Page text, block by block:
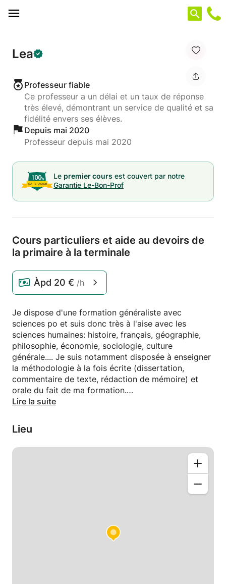
Lea
Professeur fiable
Ce professeur a un délai et un taux de réponse
très élevé, démontrant un service de qualité et sa
fidélité envers ses élèves.
Depuis mai 2020
Professeur depuis mai 2020
Le premier cours est couvert par notre
Garantie Le-Bon-Prof
Cours particuliers et aide au devoirs de
la primaire à la terminale
Àpd 20 € /h
Je dispose d'une formation généraliste avec
sciences po et suis donc très à l'aise avec les
sciences humaines: histoire, français, géographie,
philosophie, économie, sociologie, culture
générale.... Je suis notamment disposée à enseigner
la méthodologie à la fois écrite (dissertation,
commentaire de texte, rédaction de mémoire) et
orale du fait de ma formation.
Ayant effectué un baccalauréat scientifique avec
matières scientifiques avec plaisir. J'ai vécu un an au
Canada et suis donc bilingue en anglais. J'ai
également un très bon niveau d'espagnol.
Enfin, donner des cours particuliers est pour moi un
Lire la suite
Lieu